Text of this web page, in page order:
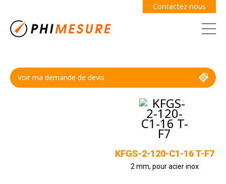
Contactez-nous
Voir ma demande de devis
KFGS-2-120-C1-16 T-F7
2 mm, pour acier inox